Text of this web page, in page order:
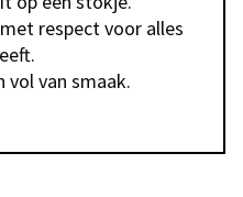
respect voor alles
vol van smaak.